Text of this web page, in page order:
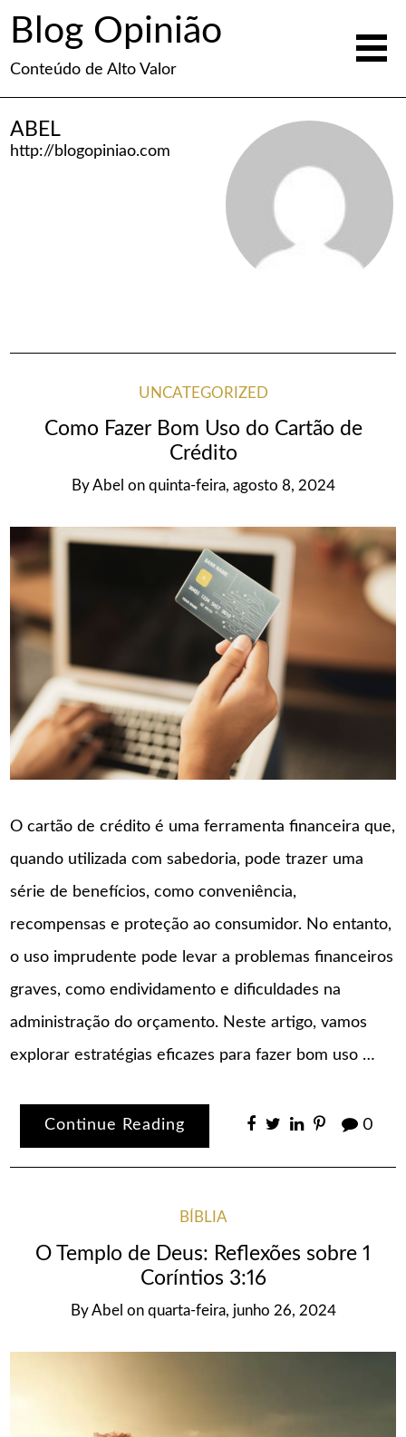
Blog Opinião
Conteúdo de Alto Valor
ABEL
http://blogopiniao.com
UNCATEGORIZED
Como Fazer Bom Uso do Cartão de
Crédito
ByAbel on quinta-feira, agosto 8, 2024
O cartão de crédito é uma ferramenta financeira que,
quando utilizada com sabedoria, pode trazer uma
série de benefícios, como conveniência,
recompensas e proteção ao consumidor. No entanto,
o uso imprudente pode levar a problemas financeiros
graves, como endividamento e dificuldades na
administração do orçamento. Neste artigo, vamos
explorar estratégias eficazes para fazer bom uso …
Continue Reading 0
BÍBLIA
O Templo de Deus: Reflexões sobre 1
Coríntios 3:16
ByAbel on quarta-feira, junho 26, 2024